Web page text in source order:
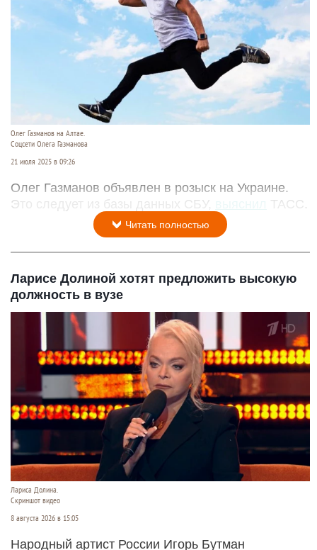
Олег Газманов на Алтае.
Соцсети Олега Газманова
21 июля 2025 в 09:26
Олег Газманов объявлен в розыск на Украине.
Это следует из базы данных СБУ,
ТАСС.
Читать полностью
Ларисе Долиной хотят предложить высокую
должность в вузе
Лариса Долина.
Скриншот видео
8 августа 2026 в 15:05
Народный артист России Игорь Бутман